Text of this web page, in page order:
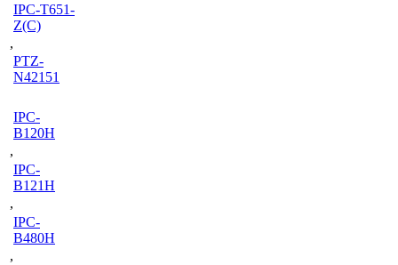
IPC-T651-
Z(C)
,
PTZ-
N42151
IPC-
B120H
,
IPC-
B121H
,
IPC-
B480H
,